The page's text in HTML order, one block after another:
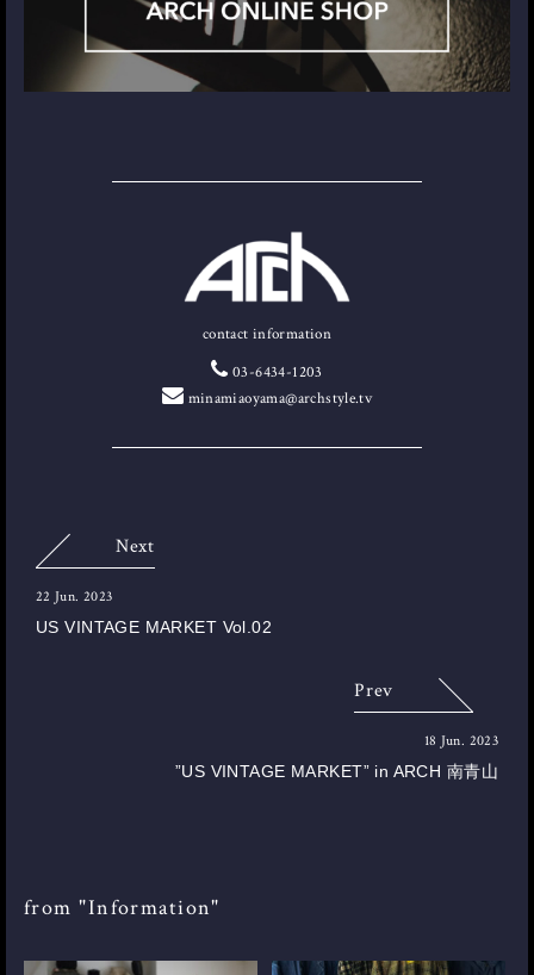
contact information
03-6434-1203
minamiaoyama@archstyle.tv
Next
22 Jun. 2023
US VINTAGE MARKET Vol.02
Prev
18 Jun. 2023
”US VINTAGE MARKET” in ARCH 南青山
from "Information"